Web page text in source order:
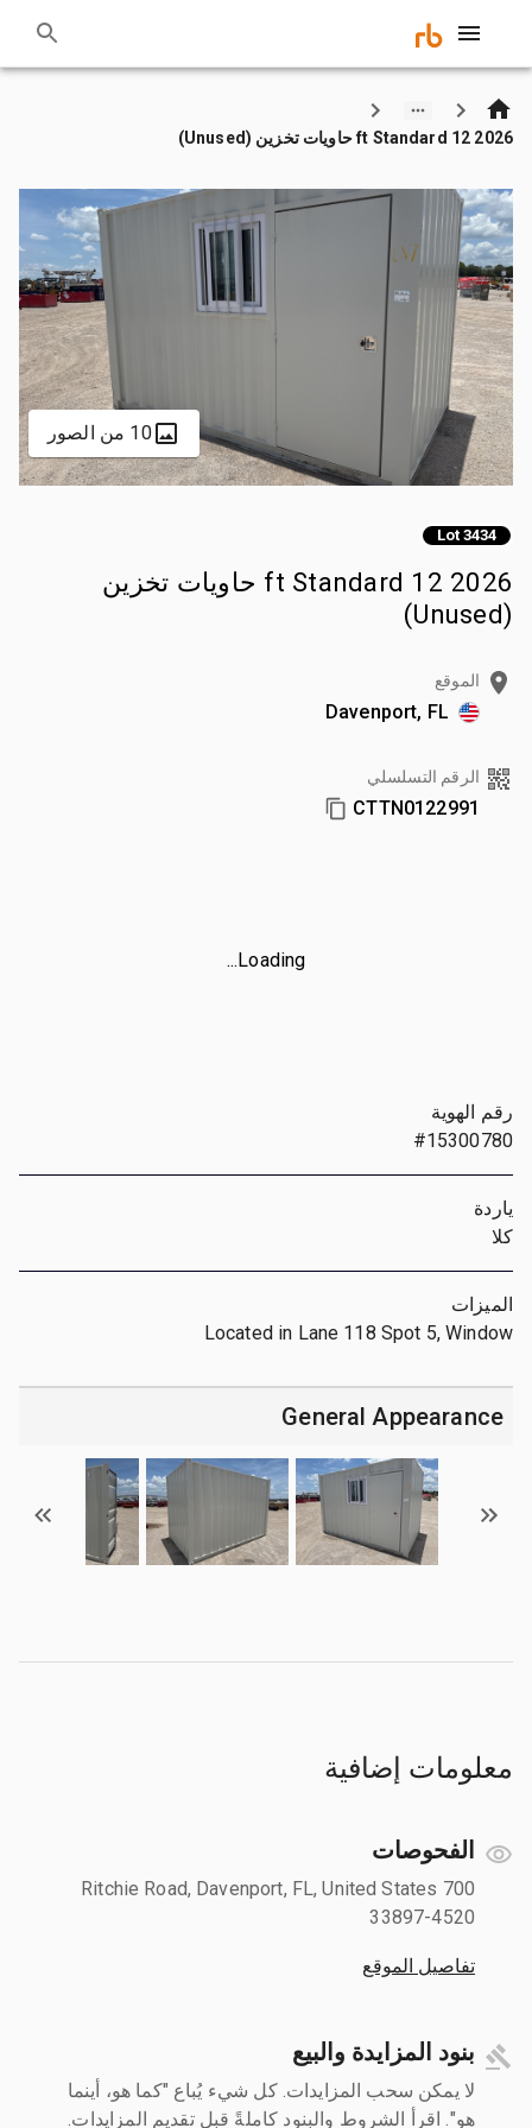
2026 12 ft Standard حاويات تخزين (Unused)
10 من الصور
Lot 3434
2026 12 ft Standard حاويات تخزين
(Unused)
الموقع
Davenport, FL
الرقم التسلسلي
CTTN0122991
Loading...
رقم الهوية
#15300780
ياردة
كلا
الميزات
Located in Lane 118 Spot 5, Window
General Appearance
معلومات إضافية
الفحوصات
700 Ritchie Road, Davenport, FL, United States
33897-4520
تفاصيل الموقع
بنود المزايدة والبيع
لا يمكن سحب المزايدات. كل شيء يُباع "كما هو، أينما
هو". اقرأ الشروط والبنود كاملةً قبل تقديم المزايدات.